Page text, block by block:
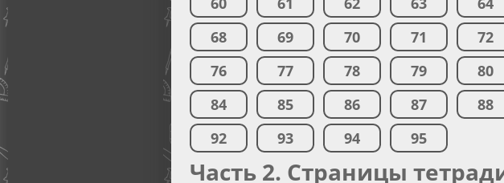
68
69 70 71 72
76
77 78 79 80
84
85 86 87 88
92
93 94 95
Часть 2. Страницы